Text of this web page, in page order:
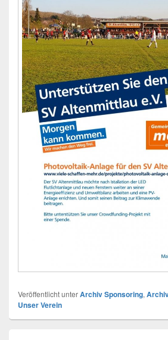
Veröffentlicht unterArchiv Sponsoring,
Unser Verein